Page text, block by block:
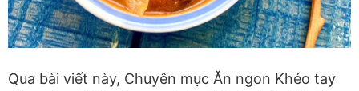
Qua bài viết này, Chuyên mục Ăn ngon Khéo tay